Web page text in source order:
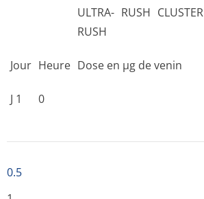
ULTRA-
RUSH
RUSH CLUSTER
Jour Heure Dose en µg de venin
J 1 0
0.5